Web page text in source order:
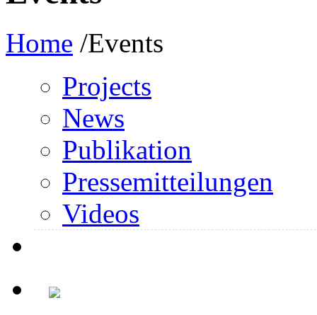
Home /Events
Projects
News
Publikation
Pressemitteilungen
Videos